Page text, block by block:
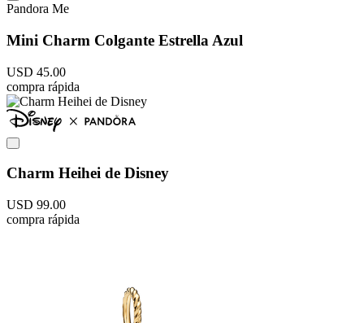
Pandora Me
Mini Charm Colgante Estrella Azul
USD 45.00
compra rápida
Charm Heihei de Disney
USD 99.00
compra rápida